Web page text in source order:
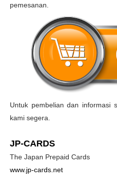
pemesanan.
Untuk pembelian dan informasi
kami segera.
JP-CARDS
The Japan Prepaid Cards
www.jp-cards.net